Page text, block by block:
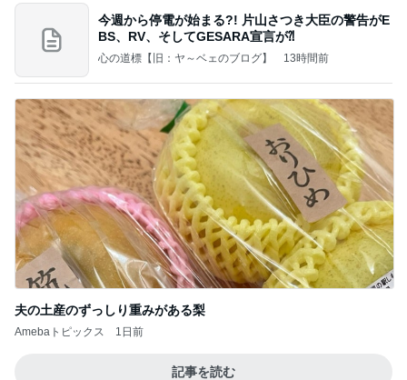
今週から停電が始まる?! 片山さつき大臣の警告がE
BS、RV、そしてGESARA宣言が⁈
心の道標【旧：ヤ～ベェのブログ】 13時間前
夫の土産のずっしり重みがある梨
Amebaトピックス 1日前
記事を読む